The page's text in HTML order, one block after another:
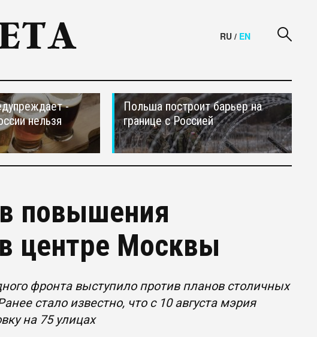
RU / EN
-
нельзя
Польша построит барьер на
границе с Россией
повышения
центре Москвы
фронта выступило против планов столичных
стало известно, что с 10 августа мэрия
на 75 улицах